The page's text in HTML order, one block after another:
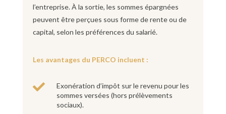
l’entreprise. À la sortie, les sommes épargnées
peuvent être perçues sous forme de rente ou de
capital, selon les préférences du salarié.
Les avantages du PERCO incluent :

Exonération d’impôt sur le revenu pour les
sommes versées (hors prélèvements
sociaux).